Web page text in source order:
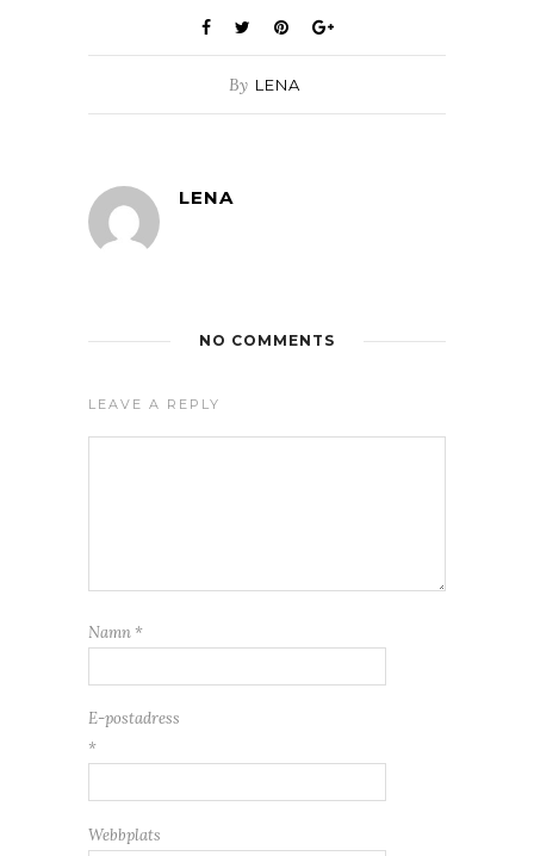
By LENA
LENA
NO COMMENTS
LEAVE A REPLY
Namn *
E-postadress
*
Webbplats